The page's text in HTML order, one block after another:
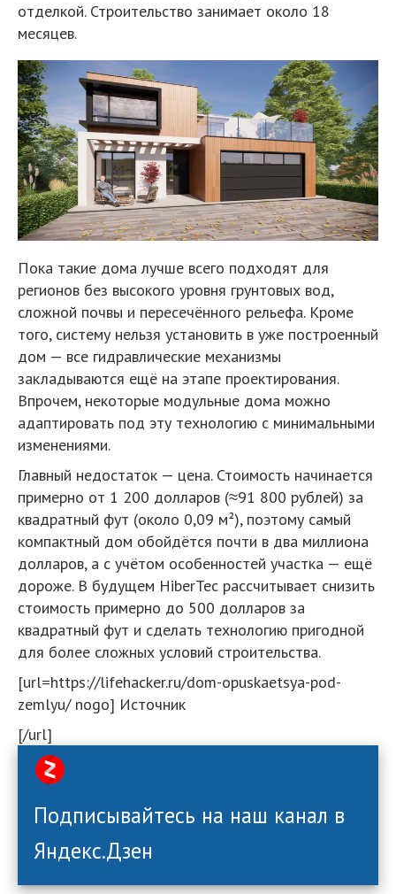
отделкой. Строительство занимает около 18
месяцев.
Пока такие дома лучше всего подходят для
регионов без высокого уровня грунтовых вод,
сложной почвы и пересечённого рельефа. Кроме
того, систему нельзя установить в уже построенный
дом — все гидравлические механизмы
закладываются ещё на этапе проектирования.
Впрочем, некоторые модульные дома можно
адаптировать под эту технологию с минимальными
изменениями.
Главный недостаток — цена. Стоимость начинается
примерно от 1 200 долларов (≈91 800 рублей) за
квадратный фут (около 0,09 м²), поэтому самый
компактный дом обойдётся почти в два миллиона
долларов, а с учётом особенностей участка — ещё
дороже. В будущем HiberTec рассчитывает снизить
стоимость примерно до 500 долларов за
квадратный фут и сделать технологию пригодной
для более сложных условий строительства.
[url=https://lifehacker.ru/dom-opuskaetsya-pod-
zemlyu/ nogo] Источник
[/url]
Подписывайтесь на наш канал в
Яндекс.Дзен